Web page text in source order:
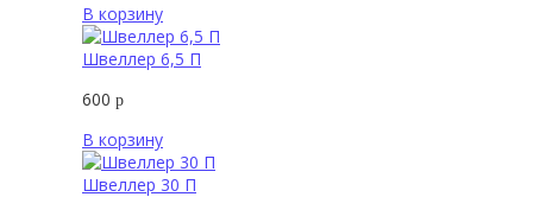
В корзину
Швеллер 6,5 П
600 р
В корзину
Швеллер 30 П